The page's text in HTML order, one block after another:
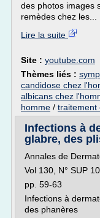
des photos images
remèdes chez les...
Lire la suite
Site : youtube.com
Thèmes liés :
candidose chez
albicans chez
homme / traitement
Infections à
glabre, des
Annales de
Vol 130, N° SUP
pp. 59-63
Infections à
des phanères